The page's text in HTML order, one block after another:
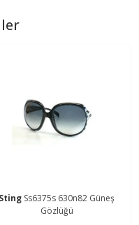
Sting Ss6375s 630n82 Güneş
Gözlüğü